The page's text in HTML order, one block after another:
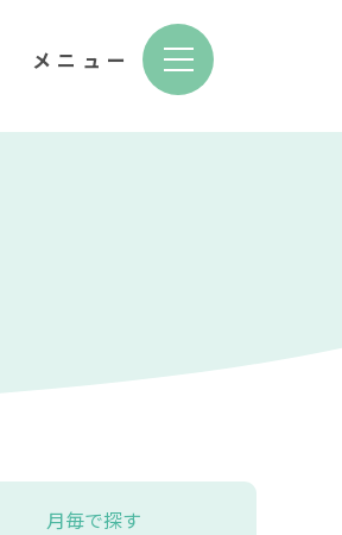
月毎で探す